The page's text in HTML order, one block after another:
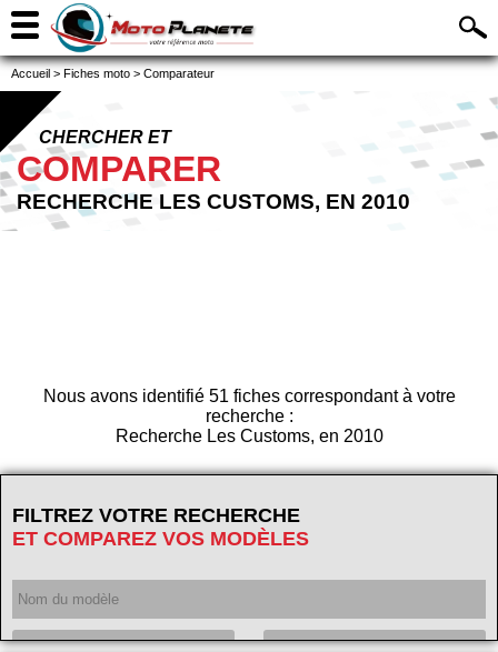
Accueil > Fiches moto > Comparateur
CHERCHER ET
COMPARER
RECHERCHE LES CUSTOMS, EN 2010
Nous avons identifié 51 fiches correspondant à votre
recherche :
Recherche Les Customs, en 2010
FILTREZ VOTRE RECHERCHE
ET COMPAREZ VOS MODÈLES